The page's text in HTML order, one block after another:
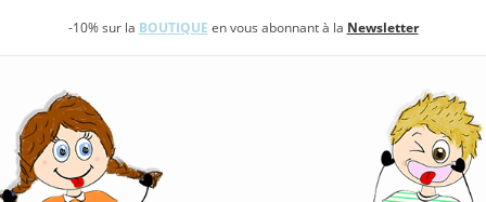
-10% sur la BOUTIQUE en vous abonnant à la Newsletter